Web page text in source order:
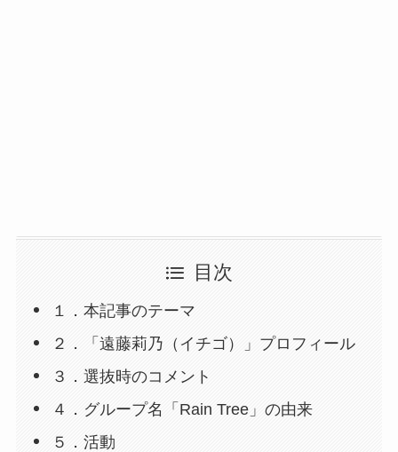
目次
１．本記事のテーマ
２．「遠藤莉乃（イチゴ）」プロフィール
３．選抜時のコメント
４．グループ名「Rain Tree」の由来
５．活動